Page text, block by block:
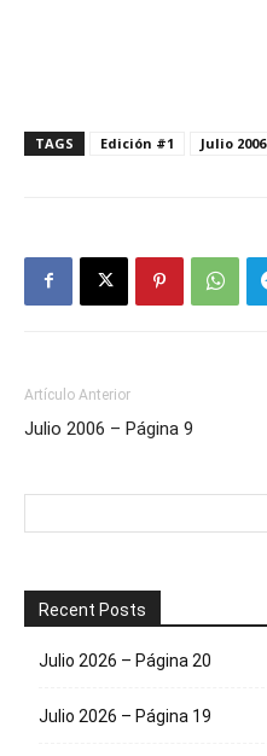
TAGS Edición #1 Julio 2006
Artículo Anterior
Julio 2006 – Página 9
Recent Posts
Julio 2026 – Página 20
Julio 2026 – Página 19